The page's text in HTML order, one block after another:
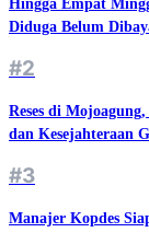
Hingga Empat
Diduga Belum
#2
Reses di
dan Kesejahteraan
#3
Manajer Kopdes